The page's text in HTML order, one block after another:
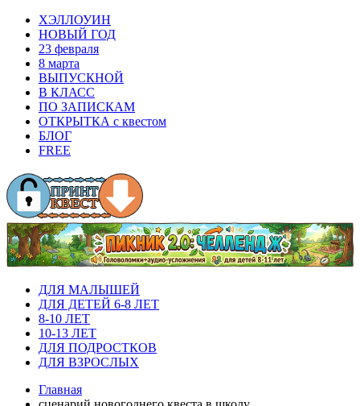
ХЭЛЛОУИН
НОВЫЙ ГОД
23 февраля
8 марта
ВЫПУСКНОЙ
В КЛАСС
ПО ЗАПИСКАМ
ОТКРЫТКА с квестом
БЛОГ
FREE
ДЛЯ МАЛЫШЕЙ
ДЛЯ ДЕТЕЙ 6-8 ЛЕТ
8-10 ЛЕТ
10-13 ЛЕТ
ДЛЯ ПОДРОСТКОВ
ДЛЯ ВЗРОСЛЫХ
Главная